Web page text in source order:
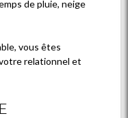
de pluie, neige
vous êtes
relationnel et